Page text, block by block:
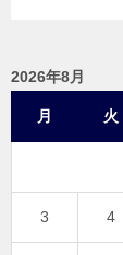
2026年8月
月 火
3 4